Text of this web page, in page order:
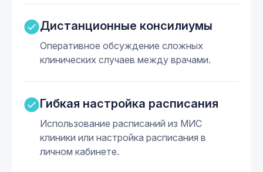
Дистанционные консилиумы
Оперативное обсуждение сложных
клинических случаев между врачами.
Гибкая настройка расписания
Использование расписаний из МИС
клиники или настройка расписания в
личном кабинете.